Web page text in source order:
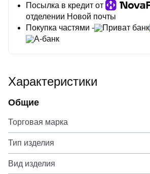
Посылка в кредит от
отделении Новой почты
Покупка частями -
Приват банк
А-банк
Характеристики
Общие
Торговая марка
Тип изделия
Вид изделия